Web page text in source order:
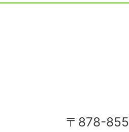
〒878-